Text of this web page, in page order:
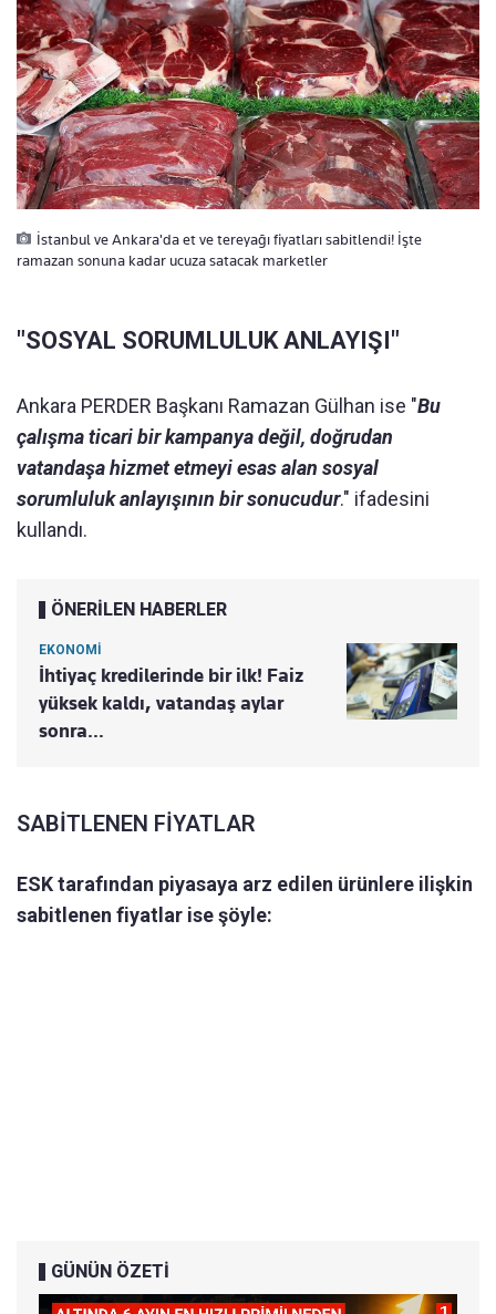
İstanbul ve Ankara'da et ve tereyağı fiyatları sabitlendi! İşte
ramazan sonuna kadar ucuza satacak marketler
"SOSYAL SORUMLULUK ANLAYIŞI"
Ankara PERDER Başkanı Ramazan Gülhan ise "Bu
çalışma ticari bir kampanya değil, doğrudan
vatandaşa hizmet etmeyi esas alan sosyal
sorumluluk anlayışının bir sonucudur." ifadesini
kullandı.
ÖNERİLEN HABERLER
EKONOMİ
İhtiyaç kredilerinde bir ilk! Faiz
yüksek kaldı, vatandaş aylar
sonra…
SABİTLENEN FİYATLAR
ESK tarafından piyasaya arz edilen ürünlere ilişkin
sabitlenen fiyatlar ise şöyle:
GÜNÜN ÖZETİ